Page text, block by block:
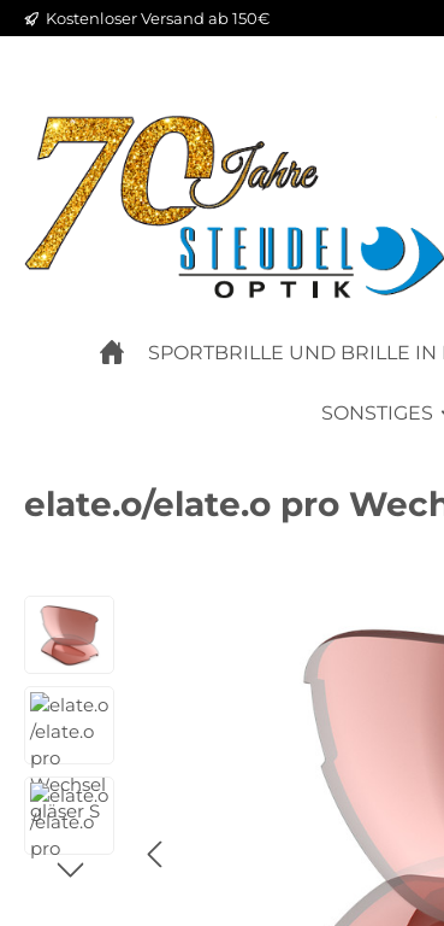
Hauptinhalt springen
Zur Suche springen
Zur Hauptnavigation springen
Kostenloser Versand ab 150€
SPORTBRILLE UND BRILLE IN
SONSTIGES
elate.o/elate.o pro
Bildergalerie überspringen